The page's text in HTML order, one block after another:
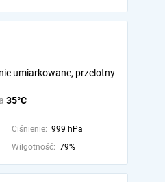
35°C
umiarkowane, przelotny
Ciśnienie: 999 hPa
Wilgotność: 79%